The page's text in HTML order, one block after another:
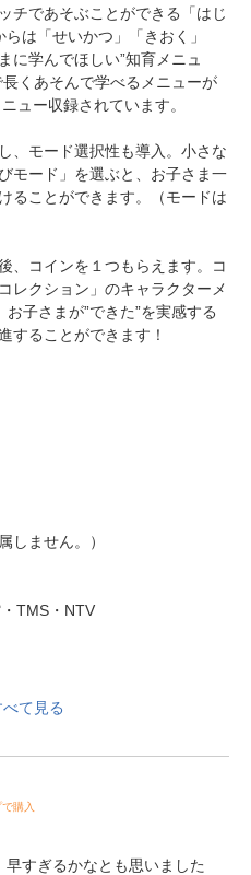
チであそぶことができる「はじ
は「せいかつ」「きおく」
に学んでほしい”知育メニュ
くあそんで学べるメニューが
ュー収録されています。
、モード選択性も導入。小さな
モード」を選ぶと、お子さま一
ることができます。（モードは
、コインを１つもらえます。コ
レクション」のキャラクターメ
子さまが”できた”を実感する
することができます！
しません。）
TMS・NTV
べて見る
購入
すぎるかなとも思いました